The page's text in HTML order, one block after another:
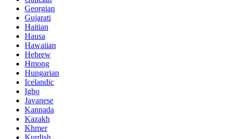
Georgian
Gujarati
Haitian
Hausa
Hawaiian
Hebrew
Hmong
Hungarian
Icelandic
Igbo
Javanese
Kannada
Kazakh
Khmer
Kurdish